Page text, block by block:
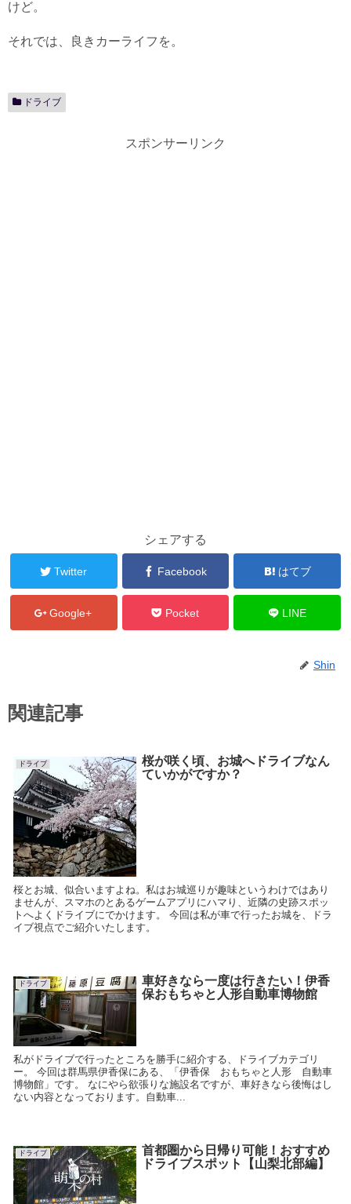
けど。
それでは、良きカーライフを。
ドライブ
スポンサーリンク
シェアする
Twitter Facebook はてブ
Google+ Pocket LINE
Shin
関連記事
ドライブ
桜が咲く頃、お城へドライブなん
ていかがですか？
桜とお城、似合いますよね。私はお城巡りが趣味というわけではあり
ませんが、スマホのとあるゲームアプリにハマり、近隣の史跡スポッ
トへよくドライブにでかけます。 今回は私が車で行ったお城を、ドラ
イブ視点でご紹介いたします。
ドライブ
車好きなら一度は行きたい！伊香
保おもちゃと人形自動車博物館
私がドライブで行ったところを勝手に紹介する、ドライブカテゴリ
ー。 今回は群馬県伊香保にある、「伊香保 おもちゃと人形 自動車
博物館」です。 なにやら欲張りな施設名ですが、車好きなら後悔はし
ない内容となっております。自動車...
ドライブ
首都圏から日帰り可能！おすすめ
ドライブスポット【山梨北部編】